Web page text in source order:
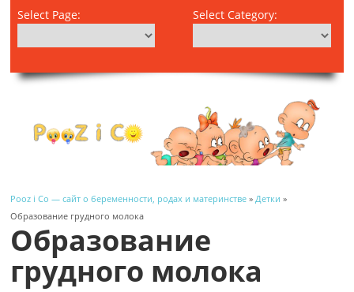
Select Page: Select Category:
Pooz i Co — сайт о беременности, родах и материнстве »Детки »
Образование грудного молока
Образование
грудного молока